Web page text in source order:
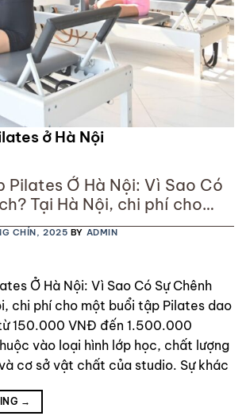
ở Hà Nội
Pilates Ở Hà Nội: Vì Sao Có
Tại Hà Nội, chi phí cho
dao động khá rộng,
đến 1.500.000 VNĐ/buổi,
viên và cơ sở vật chất
khác
CHÍN, 2025 BY ADMIN
Ở Hà Nội: Vì Sao Có Sự Chênh
chi phí cho một buổi tập Pilates dao
150.000 VNĐ đến 1.500.000
vào loại hình lớp học, chất lượng
cơ sở vật chất của studio. Sự khác
→